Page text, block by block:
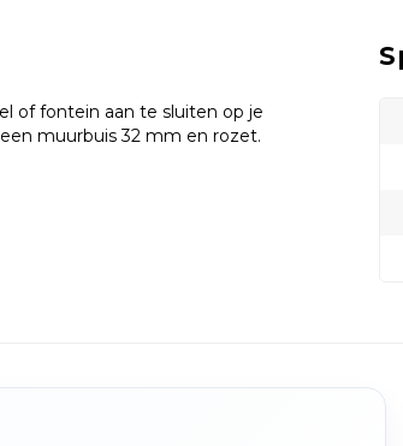
of fontein aan te sluiten op je
muurbuis 32 mm en rozet.